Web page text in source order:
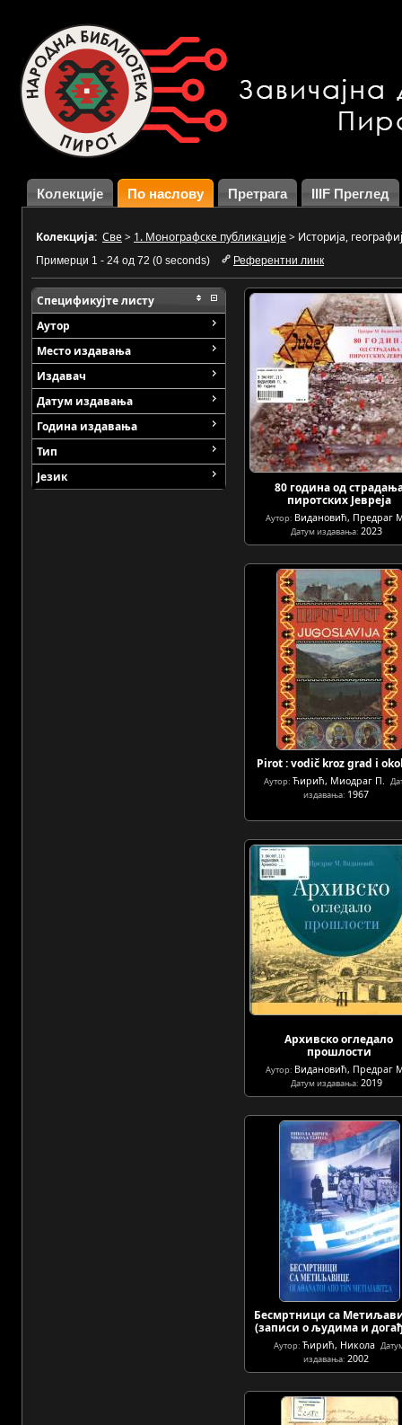
Колекције По наслову Претрага IIIF Преглед
Колекција: Све> 1. Монографске публикације> Историја,
Примерци 1 - 24 од 72 (0 seconds) Референтни линк
Спецификујте листу
Аутор
Место издавања
Издавач
Датум издавања
Година издавања
Тип
Језик
80 година од
пиротских Јевреја
Аутор: Видановић, Предраг
Датум издавања: 2023
Pirot : vodič kroz grad i
Аутор: Ћирић, Миодраг П.
издавања: 1967
Архивско огледало
прошлости
Аутор: Видановић, Предраг
Датум издавања: 2019
Бесмртници са
(записи о људима и
Аутор: Ћирић, Никола
издавања:2002